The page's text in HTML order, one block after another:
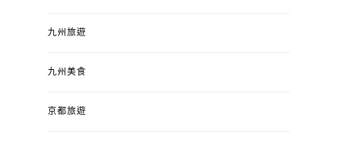
九州旅遊
九州美食
京都旅遊